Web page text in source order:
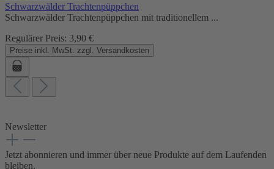
Schwarzwälder Trachtenpüppchen
Schwarzwälder Trachtenpüppchen mit traditionellem ...
Regulärer Preis: 3,90 €
Preise inkl. MwSt. zzgl. Versandkosten
Newsletter
Jetzt abonnieren und immer über neue Produkte auf dem Laufenden
bleiben.